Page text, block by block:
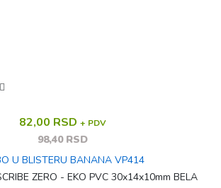
82,00 RSD + PDV
98,40 RSD
U BLISTERU BANANA VP414